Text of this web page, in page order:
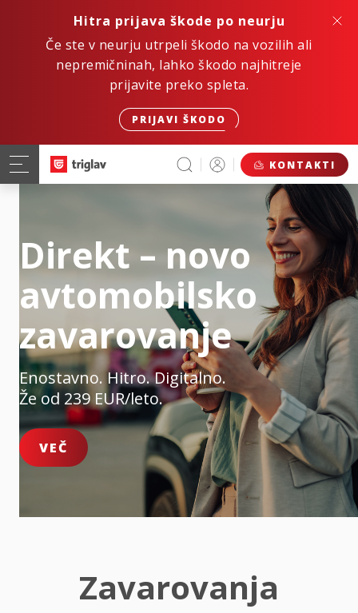
Hitra prijava škode po neurju
Če ste v neurju utrpeli škodo na vozilih ali
nepremičninah, lahko škodo najhitreje
prijavite preko spleta.
PRIJAVI ŠKODO
KONTAKTI
Direkt – novo
avtomobilsko
zavarovanje
Enostavno. Hitro. Digitalno.
Že od 239 EUR/leto.
VEČ
Zavarovanja